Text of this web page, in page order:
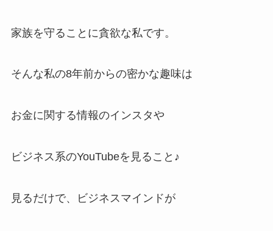
家族を守ることに貪欲な私です。
そんな私の8年前からの密かな趣味は
お金に関する情報のインスタや
ビジネス系のYouTubeを見ること♪
見るだけで、ビジネスマインドが